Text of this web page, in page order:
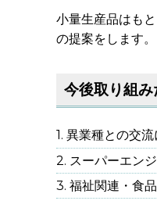
小量生産品はも
の提案をします。
今後取り組
異業種との交流
スーパーエン
福祉関連・食